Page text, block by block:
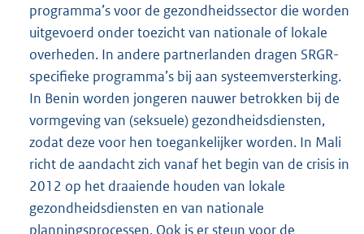
programma’s voor de gezondheidssector die worden
uitgevoerd onder toezicht van nationale of lokale
overheden. In andere partnerlanden dragen SRGR-
specifieke programma’s bij aan systeemversterking.
In Benin worden jongeren nauwer betrokken bij de
vormgeving van (seksuele) gezondheidsdiensten,
zodat deze voor hen toegankelijker worden. In Mali
richt de aandacht zich vanaf het begin van de crisis in
2012 op het draaiende houden van lokale
gezondheidsdiensten en van nationale
planningsprocessen. Ook is er steun voor de